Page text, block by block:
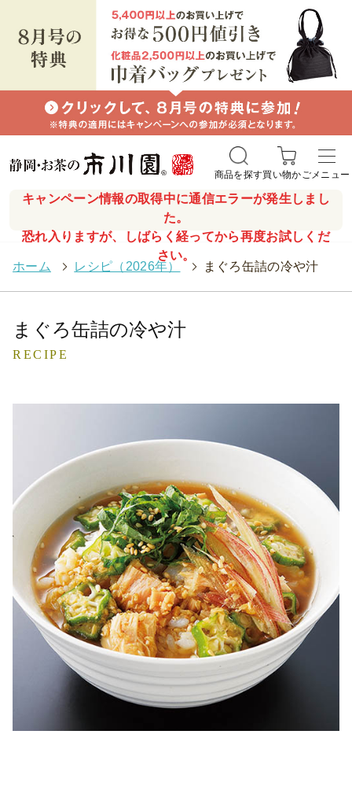
キャンペーン情報の取得中に通信エラーが発生しまし
た。
恐れ入りますが、しばらく経ってから再度お試しくだ
さい。
商品を探す買い物かごメニュー
ホーム > レシピ（2026年） > まぐろ缶詰の冷や汁
まぐろ缶詰の冷や汁
RECIPE